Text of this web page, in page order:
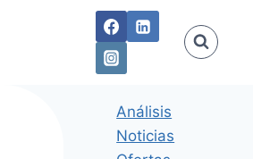
Análisis
Noticias